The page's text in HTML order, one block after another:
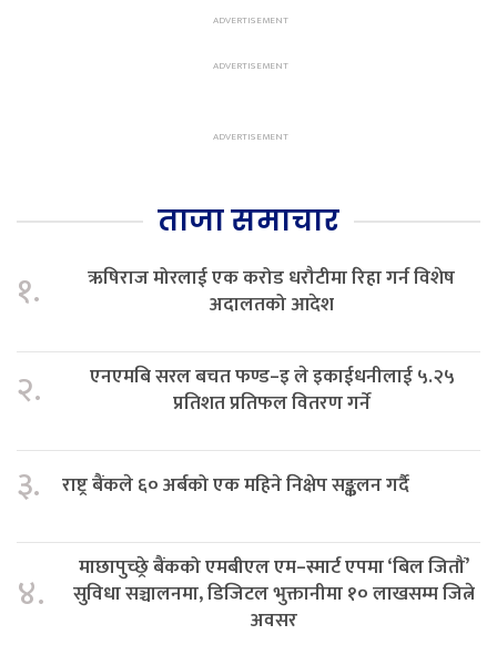
ताजा समाचार
१.
ऋषिराज मोरलाई एक करोड धरौटीमा रिहा गर्न विशेष
अदालतको आदेश
२.
एनएमबि सरल बचत फण्ड–इ ले इकाईधनीलाई ५.२५
प्रतिशत प्रतिफल वितरण गर्ने
३. राष्ट्र बैंकले ६० अर्बको एक महिने निक्षेप सङ्कलन गर्दै
४.
माछापुच्छ्रे बैंकको एमबीएल एम–स्मार्ट एपमा ‘बिल जितौं’
सुविधा सञ्चालनमा, डिजिटल भुक्तानीमा १० लाखसम्म जित्ने
अवसर